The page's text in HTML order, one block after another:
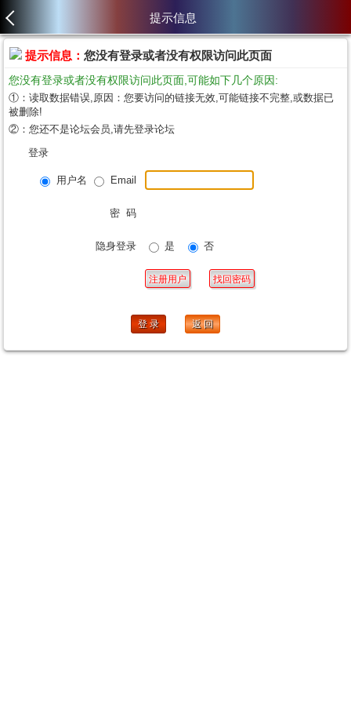
提示信息
提示信息： 您没有登录或者没有权限访问此页面
您没有登录或者没有权限访问此页面,可能如下几个原因:
①：读取数据错误,原因：您要访问的链接无效,可能链接不完整,或数据已
被删除!
②：您还不是论坛会员,请先登录论坛
登录
用户名 Email
密 码
隐身登录 是 否